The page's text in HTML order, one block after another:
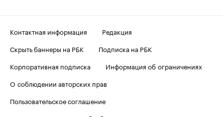
Контактная информация
Редакция
Скрыть баннеры на РБК
Подписка на РБК
Корпоративная подписка
Информация об ограничениях
О соблюдении авторских прав
Пользовательское соглашение